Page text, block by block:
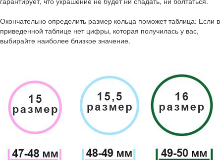
Окончательно определить размер кольца поможет таблица: Если в
приведенной таблице нет цифры, которая получилась у вас,
выбирайте наиболее близкое значение.